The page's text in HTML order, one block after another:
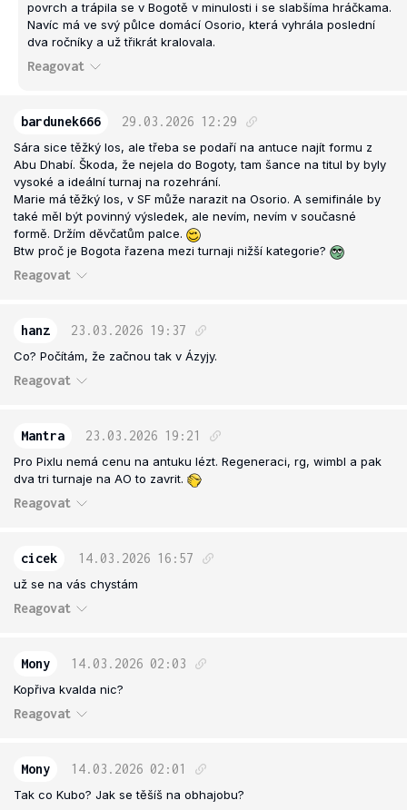
povrch a trápila se v Bogotě v minulosti i se slabšíma hráčkama.
Navíc má ve svý půlce domácí Osorio, která vyhrála poslední
dva ročníky a už třikrát kralovala.
Reagovat
bardunek666 29.03.2026 12:29
Sára sice těžký los, ale třeba se podaří na antuce najít formu z
Abu Dhabí. Škoda, že nejela do Bogoty, tam šance na titul by byly
vysoké a ideální turnaj na rozehrání.
Marie má těžký los, v SF může narazit na Osorio. A semifinále by
také měl být povinný výsledek, ale nevím, nevím v současné
formě. Držím děvčatům palce.
Btw proč je Bogota řazena mezi turnaji nižší kategorie?
Reagovat
hanz 23.03.2026 19:37
Co? Počítám, že začnou tak v Ázyjy.
Reagovat
Mantra 23.03.2026 19:21
Pro Pixlu nemá cenu na antuku lézt. Regeneraci, rg, wimbl a pak
dva tri turnaje na AO to zavrit.
Reagovat
cicek 14.03.2026 16:57
už se na vás chystám
Reagovat
Mony 14.03.2026 02:03
Kopřiva kvalda nic?
Reagovat
Mony 14.03.2026 02:01
Tak co Kubo? Jak se těšíš na obhajobu?